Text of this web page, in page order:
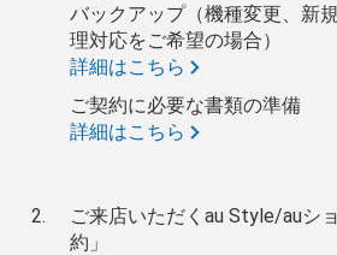
バックアップ（機種変更、新
理対応をご希望の場合）
詳細はこちら
ご契約に必要な書類の準備
詳細はこちら
ご来店いただくau Style/auシ
約」